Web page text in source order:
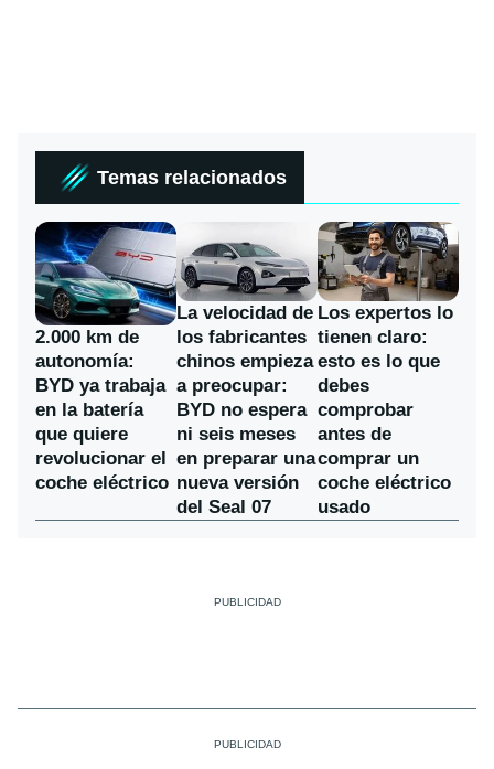
Temas relacionados
2.000 km de
autonomía:
BYD ya trabaja
en la batería
que quiere
revolucionar el
coche eléctrico
La velocidad de
los fabricantes
chinos empieza
a preocupar:
BYD no espera
ni seis meses
en preparar una
nueva versión
del Seal 07
Los expertos lo
tienen claro:
esto es lo que
debes
comprobar
antes de
comprar un
coche eléctrico
usado